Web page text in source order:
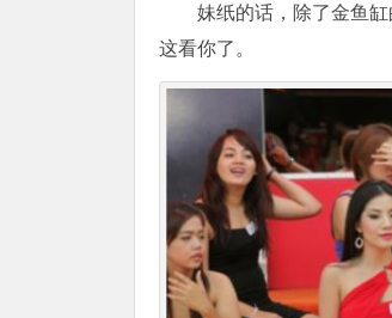
妹纸的话，除了金鱼
这看你了。